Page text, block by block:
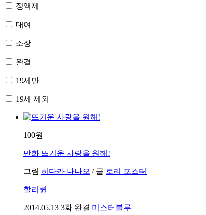
정액제
대여
소장
완결
19세만
19세 제외
100원
만화 뜨거운 사랑을 원해!
그림 히다카 나나오 / 글 로리 포스터
할리퀸
2014.05.13 3화 완결 미스터블루